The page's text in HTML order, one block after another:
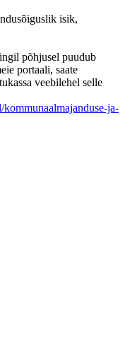
isik,
põhjusel puudub
portaali, saate
veebilehel selle
ja-